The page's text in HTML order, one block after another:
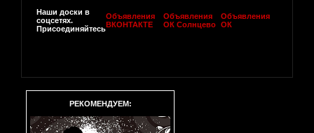
Наши доски в
соцсетях.
Присоединяйтесь
Объявления
ВКОНТАКТЕ
Объявления
ОК Солнцево
Объявления
ОК
РЕКОМЕНДУЕМ: